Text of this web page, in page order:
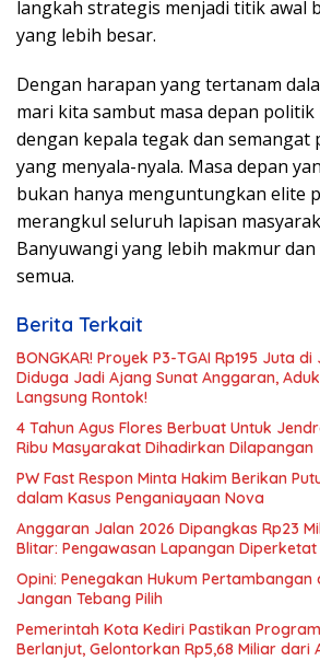
langkah strategis menjadi titik awal
yang lebih besar.
Dengan harapan yang tertanam
mari kita sambut masa depan politik
dengan kepala tegak dan semangat
yang menyala-nyala. Masa depan
bukan hanya menguntungkan elite
merangkul seluruh lapisan
Banyuwangi yang lebih makmur
semua.
Berita Terkait
BONGKAR! Proyek P3-TGAI Rp195 Juta
Diduga Jadi Ajang Sunat Anggaran,
Langsung Rontok!
4 Tahun Agus Flores Berbuat Untuk
Ribu Masyarakat Dihadirkan Dilapangan
PW Fast Respon Minta Hakim Berikan
dalam Kasus Penganiayaan Nova
Anggaran Jalan 2026 Dipangkas Rp23
Blitar: Pengawasan Lapangan Diperketat
Opini: Penegakan Hukum Pertambangan
Jangan Tebang Pilih
Pemerintah Kota Kediri Pastikan
Berlanjut, Gelontorkan Rp5,68 Miliar dari